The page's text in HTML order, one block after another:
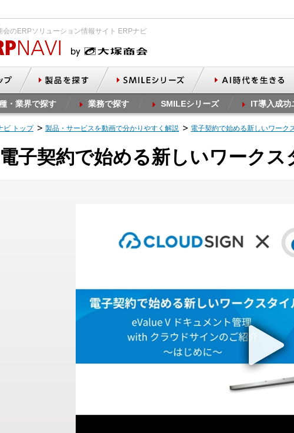
会のERPソリューション情報サイト ERPナビ
・業界で探す 業務で探す SMILEシリーズ IT導入成功
ビ トップ 製品・サービスを動画で分かりやすく解説 電子契約で始める新しいワーク
電子契約で始める新しいワークス